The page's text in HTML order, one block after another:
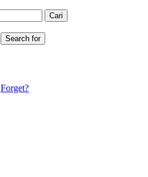
Search for
Forget?